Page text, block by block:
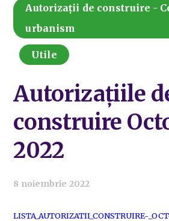
Autorizații de construire -
urbanism
Utile
Autorizațiile
construire
2022
8 noiembrie 2022
LISTA_AUTORIZATII_CONSTRUIRE-